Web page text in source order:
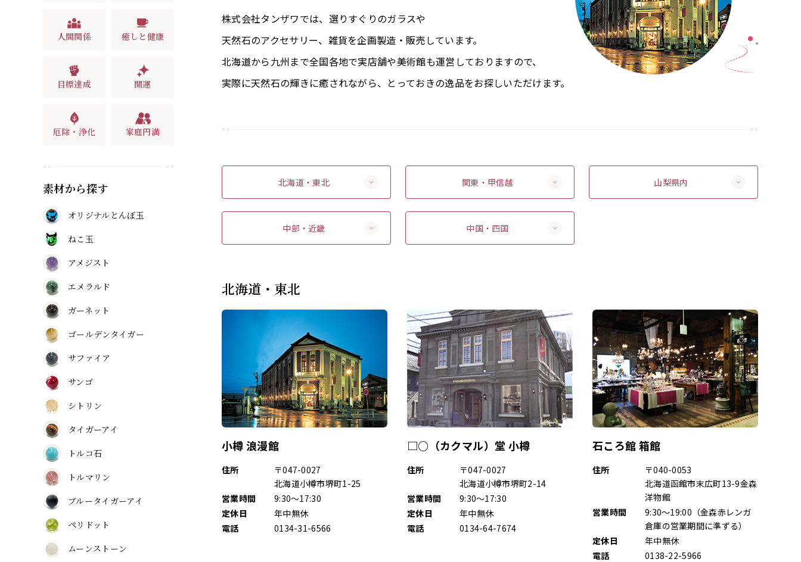
株式会社タンザワでは、選りすぐりのガラスや
天然石のアクセサリー、雑貨を企画製造・販売しています。
北海道から九州まで全国各地で実店舗や美術館も運営しておりますので、
実際に天然石の輝きに癒されながら、とっておきの逸品をお探しいただけます。
北海道・東北 関東・甲信越 山梨県内
中部・近畿 中国・四国
北海道・東北
小樽 浪漫館
住所
〒047-0027
北海道小樽市堺町1-25
営業時間
9:30～17:30
定休日
年中無休
電話
0134-31-6566
□○（カクマル）堂 小樽
住所
〒047-0027
北海道小樽市堺町2-14
営業時間
9:30～17:30
定休日
年中無休
電話
0134-64-7674
石ころ館 箱館
住所
〒040-0053
北海道函館市末広町13-9金森
洋物館
営業時間
9:30～19:00（金森赤レンガ
倉庫の営業期間に準ずる）
定休日
年中無休
電話
0138-22-5966
人間関係 癒しと健康
目標達成 開運
厄除・浄化 家庭円満
素材から探す
オリジナルとんぼ玉
ねこ玉
アメジスト
エメラルド
ガーネット
ゴールデンタイガー
サファイア
サンゴ
シトリン
タイガーアイ
トルコ石
トルマリン
ブルータイガーアイ
ペリドット
ムーンストーン